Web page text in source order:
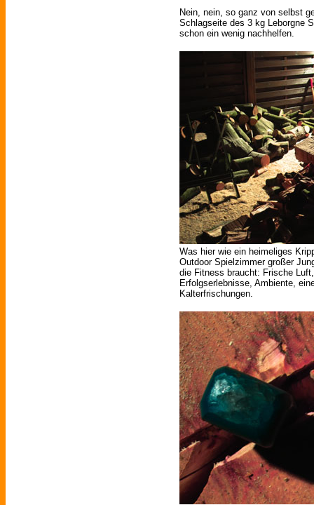
Nein, nein, so ganz von selbst
Schlagseite des 3 kg Leborgne
schon ein wenig nachhelfen.
Was hier wie ein heimeliges
Outdoor Spielzimmer großer
die Fitness braucht: Frische
Erfolgserlebnisse, Ambiente,
Kalterfrischungen.